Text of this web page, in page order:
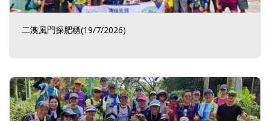
二澳風門探肥標(19/7/2026)